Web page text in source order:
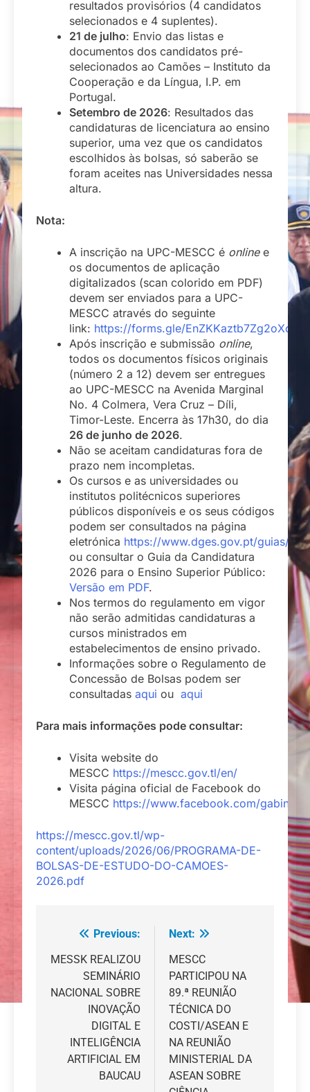
resultados provisórios (4 candidatos
selecionados e 4 suplentes).
21 de julho: Envio das listas e
documentos dos candidatos pré-
selecionados ao Camões – Instituto da
Cooperação e da Língua, I.P. em
Portugal.
Setembro de 2026: Resultados das
candidaturas de licenciatura ao ensino
superior, uma vez que os candidatos
escolhidos às bolsas, só saberão se
foram aceites nas Universidades nessa
altura.
Nota:
A inscrição na UPC-MESCC é onlinee
os documentos de aplicação
digitalizados (scan colorido em PDF)
devem ser enviados para a UPC-
MESCC através do seguinte
link: https://forms.gle/EnZKKaztb7Zg2oXc6
Após inscrição e submissão online,
todos os documentos físicos originais
(número 2 a 12) devem ser entregues
ao UPC-MESCC na Avenida Marginal
No. 4 Colmera, Vera Cruz – Díli,
Timor-Leste. Encerra às 17h30, do dia
26 de junho de 2026.
Não se aceitam candidaturas fora de
prazo nem incompletas.
Os cursos e as universidades ou
institutos politécnicos superiores
públicos disponíveis e os seus códigos
podem ser consultados na página
eletrónica https://www.dges.gov.pt/guias/
ou consultar o Guia da Candidatura
2026 para o Ensino Superior Público:
Versão em PDF.
Nos termos do regulamento em vigor
não serão admitidas candidaturas a
cursos ministrados em
estabelecimentos de ensino privado.
Informações sobre o Regulamento de
Concessão de Bolsas podem ser
consultadas aqui ou aqui
Para mais informações pode consultar:
Visita website do
MESCC https://mescc.gov.tl/en/
Visita página oficial de Facebook do
MESCC https://www.facebook.com/
https://mescc.gov.tl/wp-
content/uploads/2026/06/PROGRAMA-DE-
BOLSAS-DE-ESTUDO-DO-CAMOES-
2026.pdf
Navegação
de
artigos
Previous:
MESSK REALIZOU
SEMINÁRIO
NACIONAL SOBRE
INOVAÇÃO
DIGITAL E
INTELIGÊNCIA
ARTIFICIAL EM
BAUCAU
Next:
MESCC
PARTICIPOU NA
89.ª REUNIÃO
TÉCNICA DO
COSTI/ASEAN E
NA REUNIÃO
MINISTERIAL DA
ASEAN SOBRE